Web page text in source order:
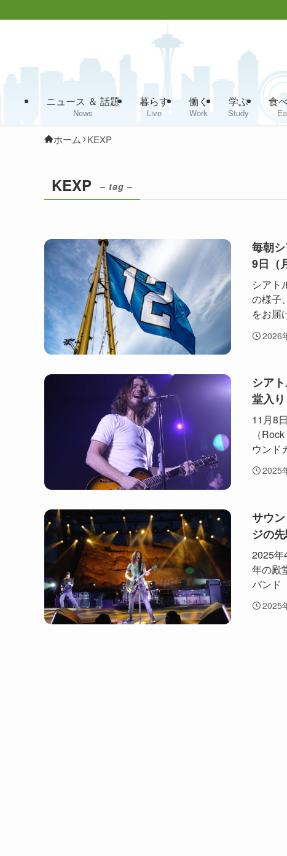
ニュース ＆ 話題
News
暮らす
Live
働く
Work
学ぶ
Study
食
ホーム KEXP
KEXP – tag –
毎朝
9日（
シアト
の様子
をお届
2026
シア
堂入り
11月8
（
ウンド
2025
サウ
ジの
2025年
年の殿
バンド
2025